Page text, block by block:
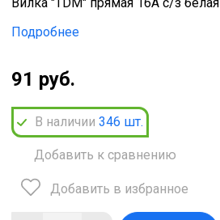
Подробнее
91 руб.
В наличии 346 шт.
Добавить к сравнению
Добавить в избранное